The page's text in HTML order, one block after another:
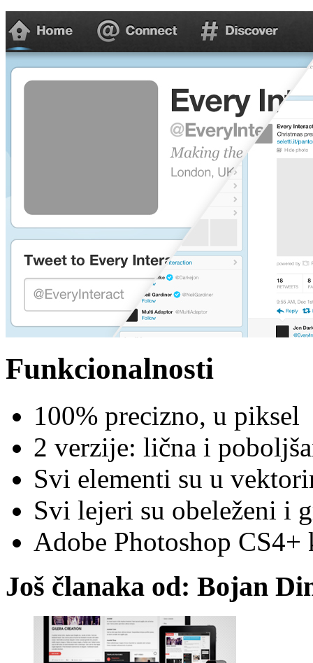
Funkcionalnosti
100% precizno, u piksel
2 verzije: lična i
Svi elementi su u
Svi lejeri su obeleženi i
Adobe Photoshop
Još članaka od: Bojan